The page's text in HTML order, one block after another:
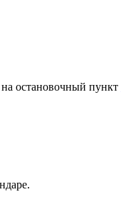
остановочный пункт